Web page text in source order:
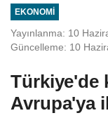
EKONOMI
Yayınlanma: 10
Güncelleme: 10
Türkiye'de
Avrupa'ya